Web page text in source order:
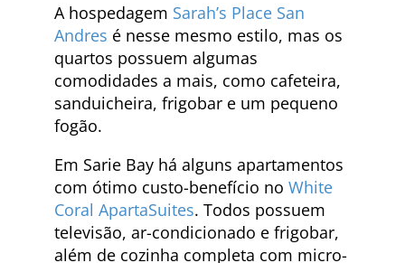
A hospedagem Sarah’s Place San
Andres é nesse mesmo estilo, mas os
quartos possuem algumas
comodidades a mais, como cafeteira,
sanduicheira, frigobar e um pequeno
fogão.
Em Sarie Bay há alguns apartamentos
com ótimo custo-benefício no White
Coral ApartaSuites. Todos possuem
televisão, ar-condicionado e frigobar,
além de cozinha completa com micro-